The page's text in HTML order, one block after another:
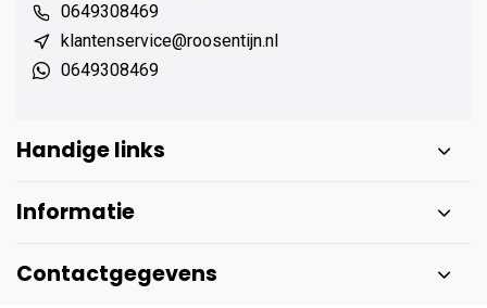
0649308469
klantenservice@roosentijn.nl
0649308469
Handige links
Informatie
Contactgegevens